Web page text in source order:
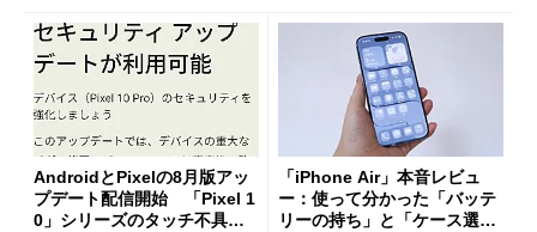
AndroidとPixelの8月版アッ
プデート配信開始 「Pixel 1
0」シリーズのタッチ不具合
「iPhone Air」本音レビュ
ー：使って分かった「バッテ
リーの持ち」と「ケース選